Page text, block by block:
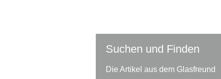
Suchen und Finden
Die Artikel aus dem Glasfreund